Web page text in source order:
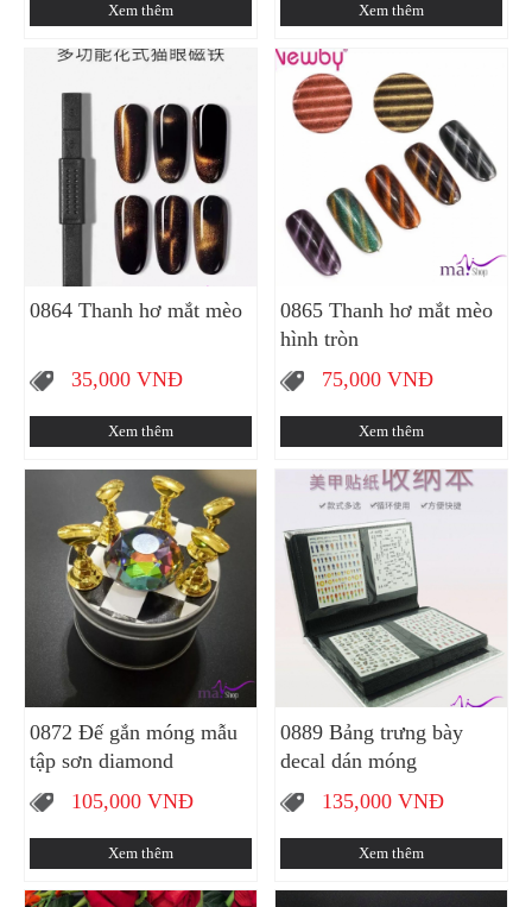
Xem thêm Xem thêm
0864 Thanh hơ mắt mèo
35,000VNĐ
Xem thêm
0865 Thanh hơ mắt mèo
hình tròn
75,000 VNĐ
Xem thêm
0872 Đế gắn móng mẫu
tập sơn diamond
105,000VNĐ
Xem thêm
0889 Bảng trưng bày
decal dán móng
135,000 VNĐ
Xem thêm